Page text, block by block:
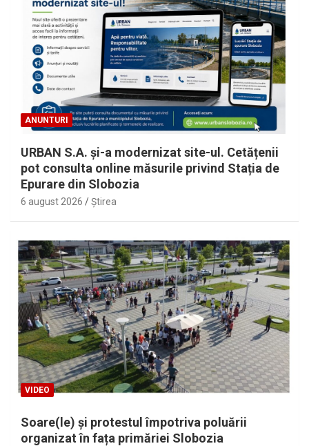
ANUNTURI
URBAN S.A. și-a modernizat site-ul. Cetățenii
pot consulta online măsurile privind Stația de
Epurare din Slobozia
6 august 2026 Ştirea
VIDEO
Soare(le) și protestul împotriva poluării
organizat în fața primăriei Slobozia